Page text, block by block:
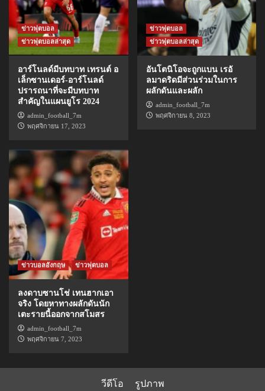
ข่าวฟุตบอล
ข่าวฟุตบอลล่าสุด
อาร์โนลด์มีบทบาท เทรนต์ อ
เล็กซานเดอร์-อาร์โนลด์
ปรารถนาที่จะมีบทบาท
สำคัญในแผนยูโร 2024
admin_football_7m
พฤศจิกายน 17, 2023
ข่าวฟุตบอล
ข่าวฟุตบอลล่าสุด
อันโตนิโอจะถูกแบน เรอั
ลมาดริดมีส่วนร่วมในการ
ผลักดันและผลัก
admin_football_7m
พฤศจิกายน 8, 2023
ข่าวบอลอังกฤษ ข่าวฟุตบอล
ลงดาบซานโช่ เทนฮากเอา
จริง โดยหาทางผลักดันนัก
เตะรายนี้ออกจากสโมสร
admin_football_7m
พฤศจิกายน 7, 2023
วีดีโอ รูปภาพ